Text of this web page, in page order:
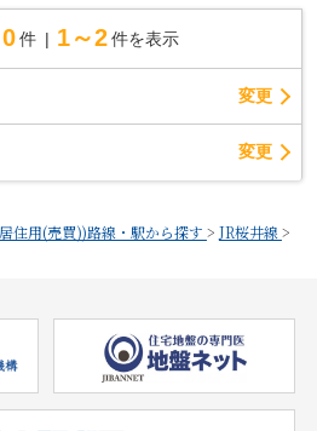
0 件 1～2 件を表示
変更
変更
住用(売買))路線・駅から探す > JR桜井線 >